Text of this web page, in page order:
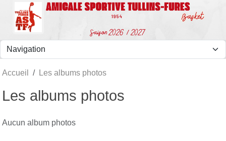
Accueil Les albums photos
Les albums photos
Aucun album photos
Panneau de gestion des cookies